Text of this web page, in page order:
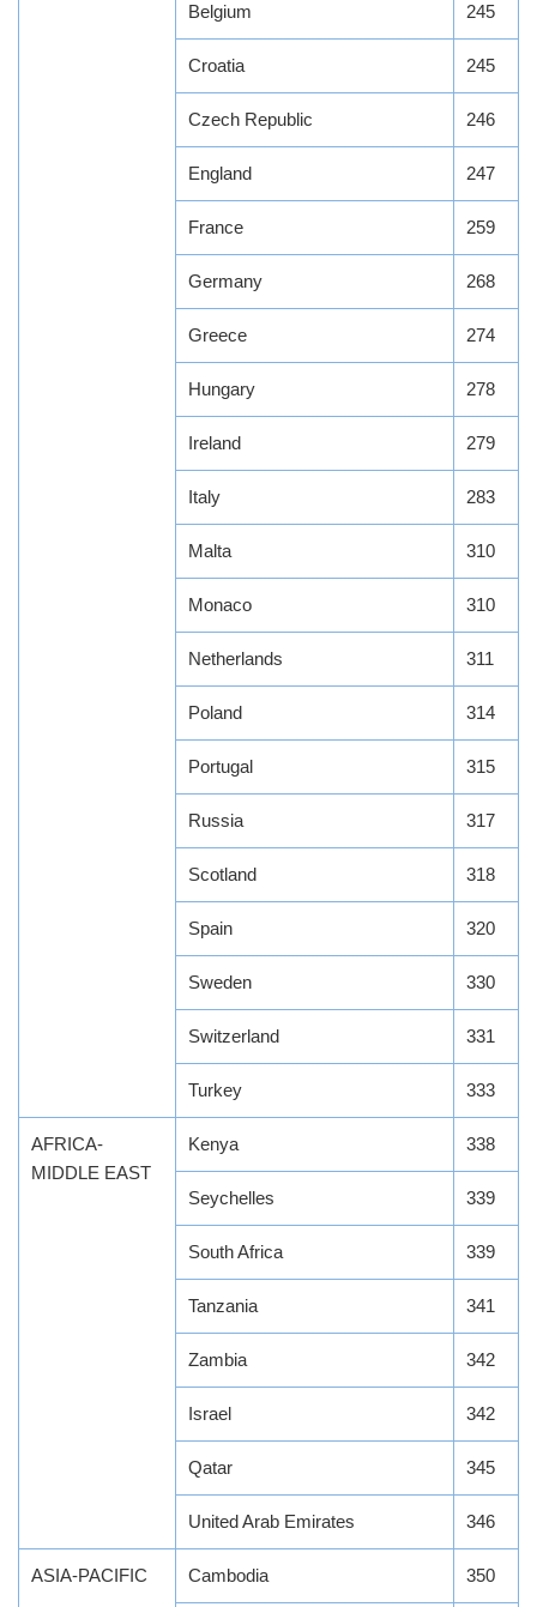
Belgium 245
Croatia 245
Czech Republic 246
England 247
France 259
Germany 268
Greece 274
Hungary 278
Ireland 279
Italy 283
Malta 310
Monaco 310
Netherlands 311
Poland 314
Portugal 315
Russia 317
Scotland 318
Spain 320
Sweden 330
Switzerland 331
Turkey 333
AFRICA-
MIDDLE EAST
Kenya 338
Seychelles 339
South Africa 339
Tanzania 341
Zambia 342
Israel 342
Qatar 345
United Arab Emirates 346
ASIA-PACIFIC Cambodia 350